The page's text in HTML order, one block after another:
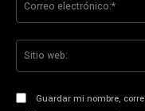
Guardar mi nombre,